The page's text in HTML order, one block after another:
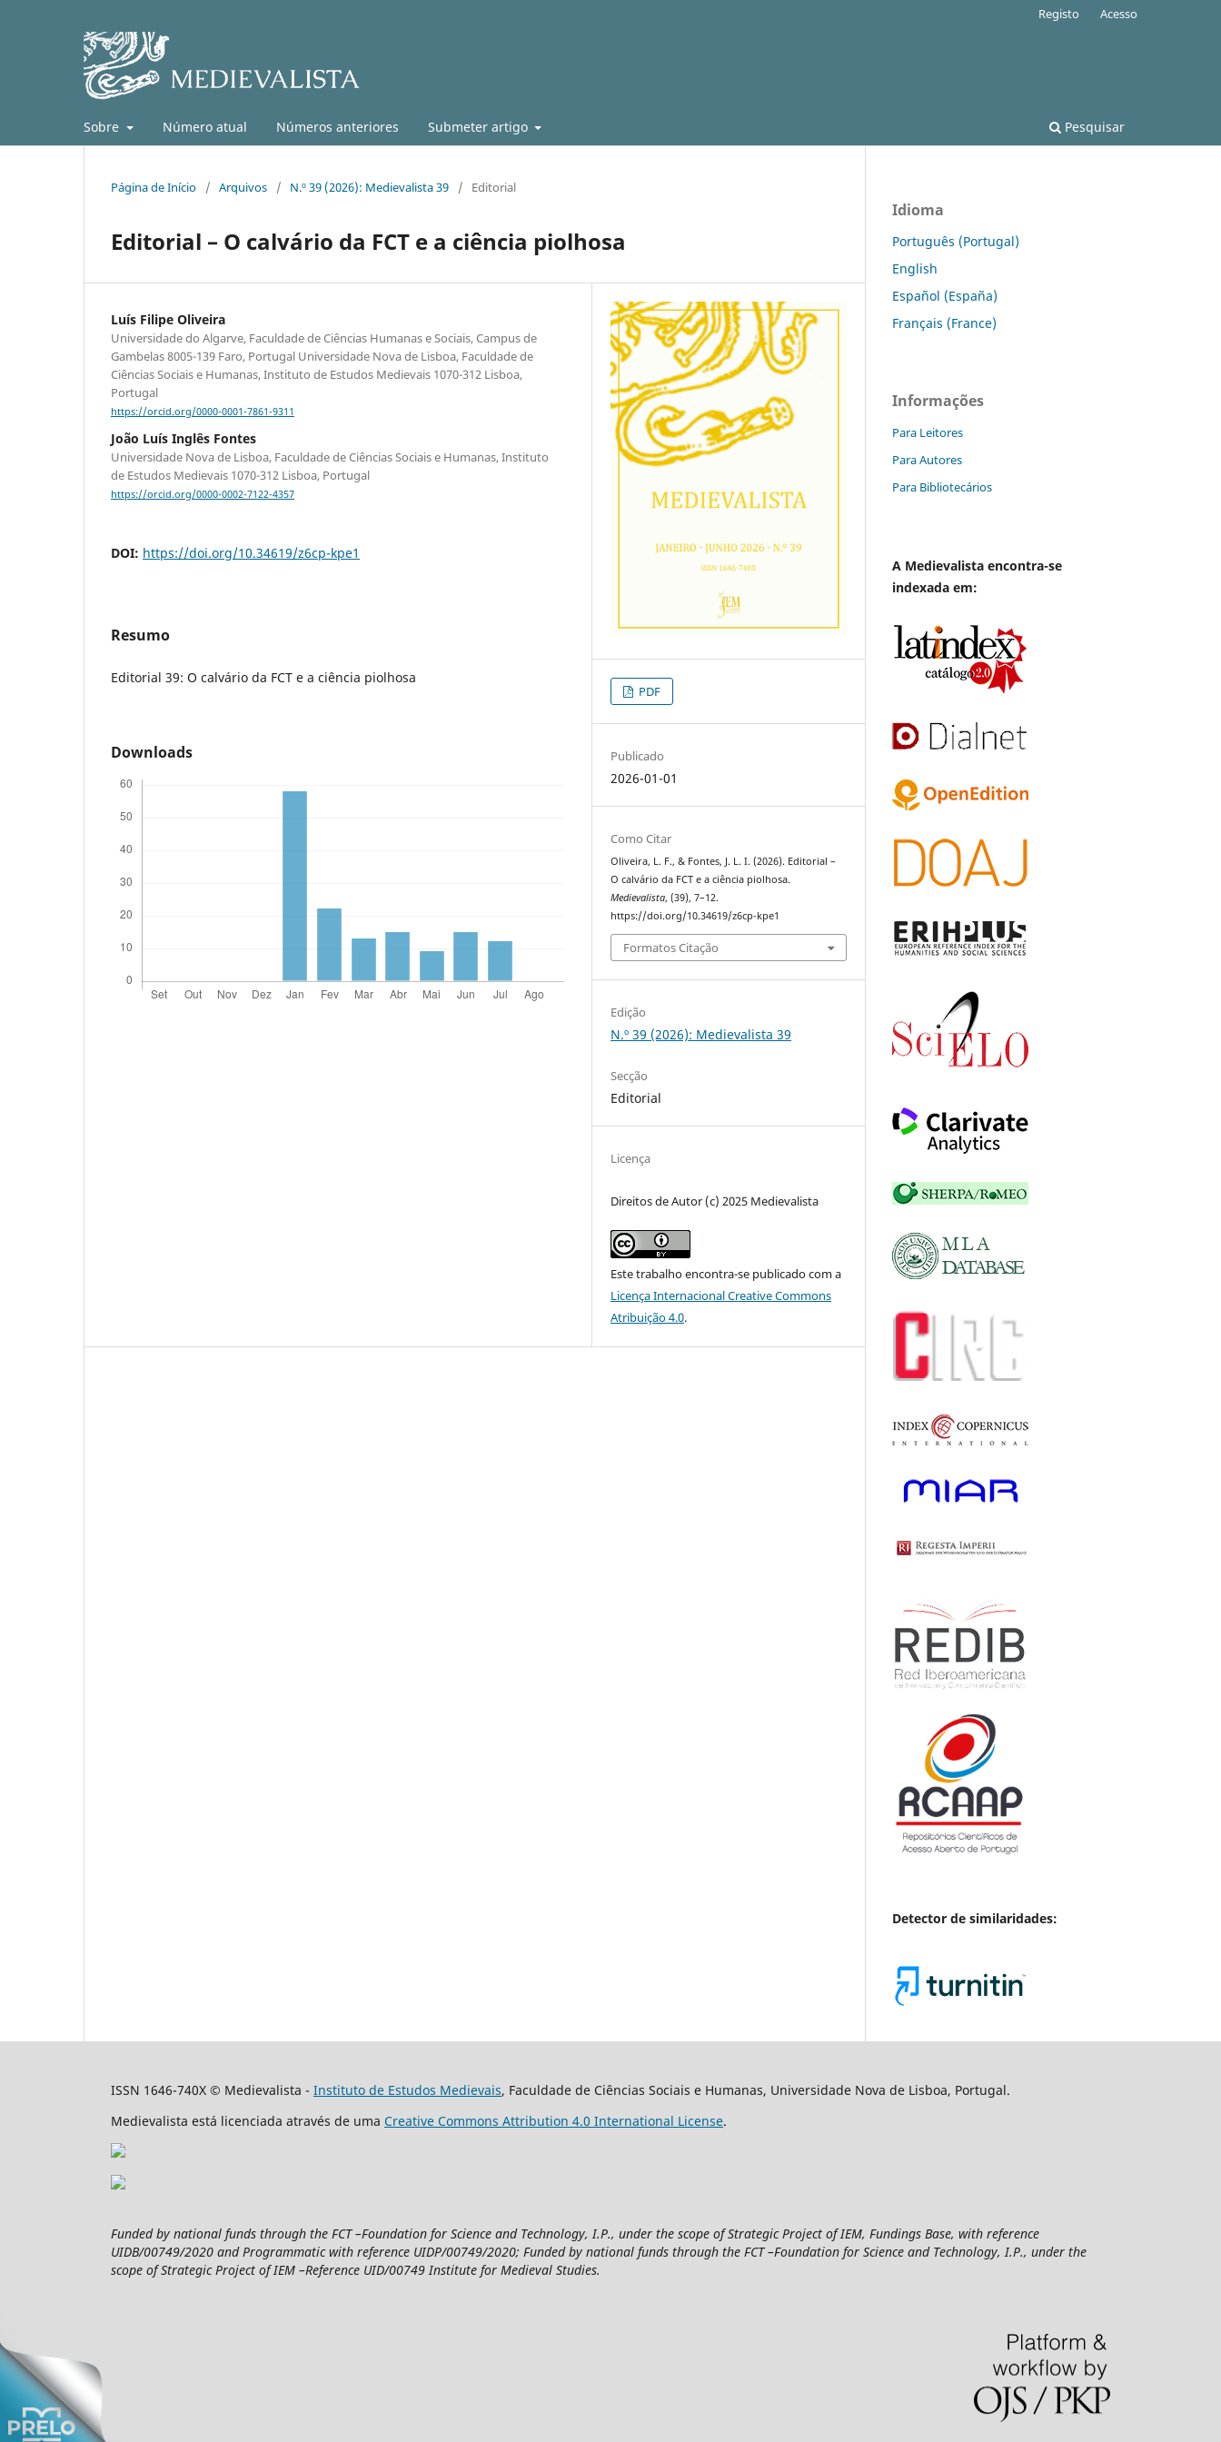
Sobre Número atual Números anteriores Submeter artigo Pesquisar
Registo Acesso
Página de Início / Arquivos / N.º 39 (2026): Medievalista 39 / Editorial
Editorial – O calvário da FCT e a ciência piolhosa
Luís Filipe Oliveira
Universidade do Algarve, Faculdade de Ciências Humanas e Sociais, Campus de
Gambelas 8005-139 Faro, Portugal Universidade Nova de Lisboa, Faculdade de
Ciências Sociais e Humanas, Instituto de Estudos Medievais 1070-312 Lisboa,
Portugal
https://orcid.org/0000-0001-7861-9311
João Luís Inglês Fontes
Universidade Nova de Lisboa, Faculdade de Ciências Sociais e Humanas, Instituto
de Estudos Medievais 1070-312 Lisboa, Portugal
https://orcid.org/0000-0002-7122-4357
DOI: https://doi.org/10.34619/z6cp-kpe1
Resumo
Editorial 39: O calvário da FCT e a ciência piolhosa
Downloads
PDF
Publicado
2026-01-01
Como Citar
Oliveira, L. F., & Fontes, J. L. I. (2026). Editorial –
O calvário da FCT e a ciência piolhosa.
Medievalista, (39), 7–12.
https://doi.org/10.34619/z6cp-kpe1
Formatos Citação
Edição
N.º 39 (2026): Medievalista 39
Secção
Editorial
Licença
Direitos de Autor (c) 2025 Medievalista
Este trabalho encontra-se publicado com a
Licença Internacional Creative Commons
Atribuição 4.0.
Idioma
Português (Portugal)
English
Español (España)
Français (France)
Informações
Para Leitores
Para Autores
Para Bibliotecários
A Medievalista encontra-se
indexada em:
Detector de similaridades:
ISSN 1646-740X © Medievalista - Instituto de Estudos Medievais, Faculdade de Ciências Sociais e Humanas, Universidade Nova de Lisboa, Portugal.
Medievalista está licenciada através de uma Creative Commons Attribution 4.0 International License.
Funded by national funds through the FCT –Foundation for Science and Technology, I.P., under the scope of Strategic Project of IEM, Fundings Base, with reference
UIDB/00749/2020 and Programmatic with reference UIDP/00749/2020; Funded by national funds through the FCT –Foundation for Science and Technology, I.P., under the
scope of Strategic Project of IEM –Reference UID/00749 Institute for Medieval Studies.